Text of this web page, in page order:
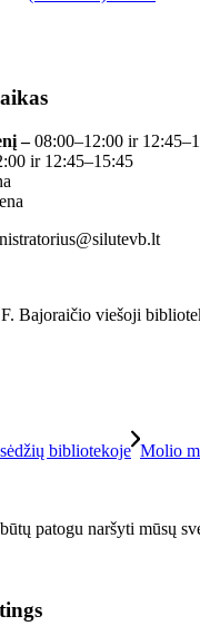
–08:00–12:00 ir
ir 12:45–15:45
Bajoraičio viešoji
bibliotekoje Molio
patogu naršyti mūsų